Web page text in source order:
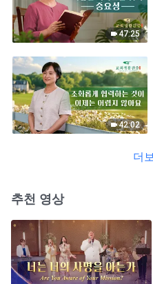
47:25
42:02
더
추천 영상